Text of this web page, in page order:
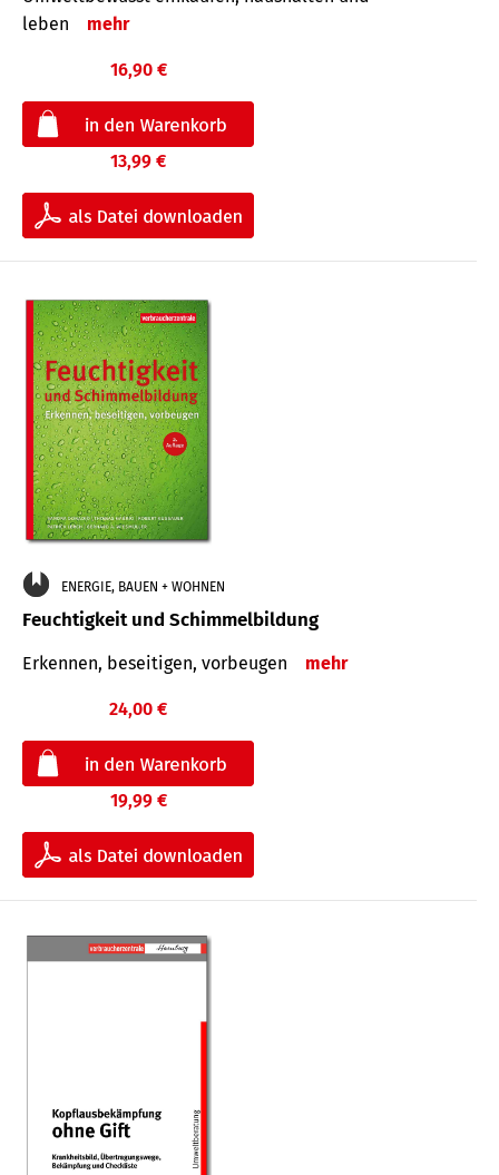
leben
mehr
16,90 €
13,99 €
ENERGIE, BAUEN + WOHNEN
Feuchtigkeit und Schimmelbildung
Erkennen, beseitigen, vorbeugen mehr
24,00 €
19,99 €